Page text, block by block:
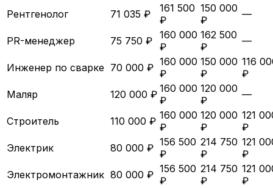
Рентгенолог 71 035 ₽
161 500
₽
150 000
₽
—
PR-менеджер 75 750 ₽ 160 000
₽
162 500
₽
—
Инженер по сварке 70 000 ₽ 160 000
₽
150 000
₽
116
₽
Маляр
120 000 ₽ 160 000
₽
120 000
₽
—
Строитель 110 000 ₽ 160 000
₽
120 000
₽
121
₽
Электрик
80 000 ₽ 156 500
₽
214 750
₽
121
₽
Электромонтажник 80 000 ₽ 156 500
₽
214 750
₽
121
₽